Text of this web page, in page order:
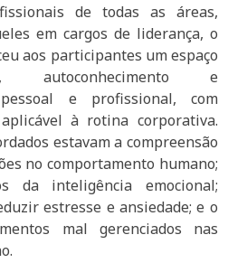
de todas as áreas,
em cargos de liderança, o
aos participantes um espaço
autoconhecimento e
pessoal e profissional, com
à rotina corporativa.
estavam a compreensão
no comportamento humano;
da inteligência emocional;
estresse e ansiedade; e o
mal gerenciados nas